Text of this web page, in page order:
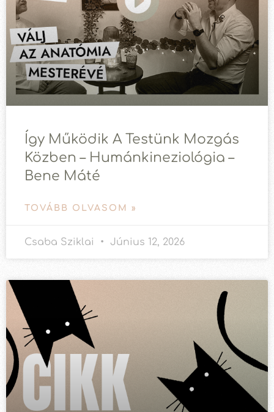
Így Működik A Testünk Mozgás
Közben – Humánkineziológia –
Bene Máté
TOVÁBB OLVASOM »
Csaba Sziklai Június 12, 2026